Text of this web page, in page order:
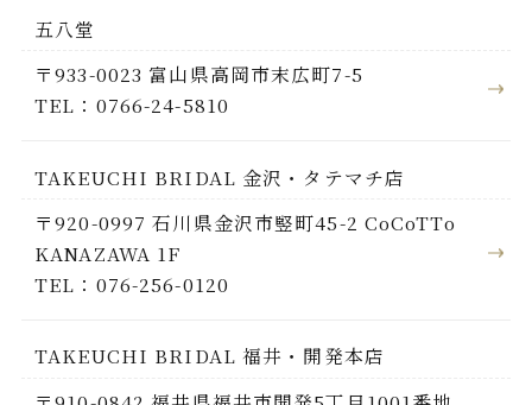
五八堂
〒933-0023 富山県高岡市末広町7-5
TEL：0766-24-5810
TAKEUCHI BRIDAL 金沢・タテマチ店
〒920-0997 石川県金沢市竪町45-2 CoCoTTo
KANAZAWA 1F
TEL：076-256-0120
TAKEUCHI BRIDAL 福井・開発本店